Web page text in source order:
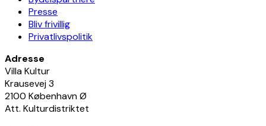
Presse
Bliv frivillig
Privatlivspolitik
Adresse
Villa Kultur
Krausevej 3
2100 København Ø
Att. Kulturdistriktet